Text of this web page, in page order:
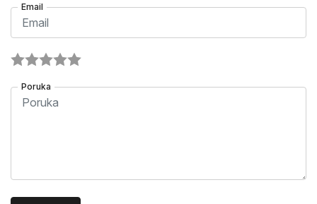
Email
Poruka